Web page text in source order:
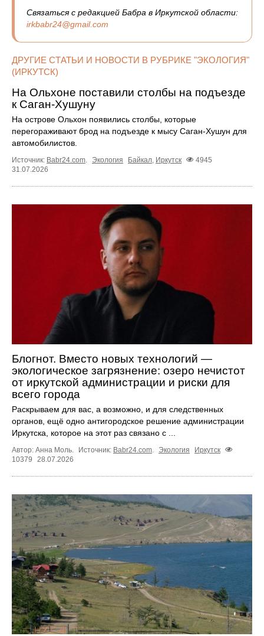
Связаться с редакцией Бабра в Иркутской области:
irkbabr24@gmail.com
ДРУГИЕ СТАТЬИ И НОВОСТИ В РУБРИКЕ "ЭКОЛОГИЯ"
(ИРКУТСК)
На Ольхоне поставили столбы на подъезде
к Саган-Хушуну
На острове Ольхон появились столбы, которые
перегораживают брод на подъезде к мысу Саган-Хушун для
автомобилистов.
Источник: Babr24.com. Экология Байкал, Иркутск
4945
31.07.2026
Блогнот. Вместо новых технологий —
экологическое загрязнение: озеро нечистот
от иркутской администрации и риски для
всего города
Раскрываем для вас, а возможно, и для следственных
органов, ещё одно антигородское решение администрации
Иркутска, которое на этот раз связано с ...
Автор: Анна Моль. Источник: Babr24.com. Экология
Иркутск
10379
28.07.2026